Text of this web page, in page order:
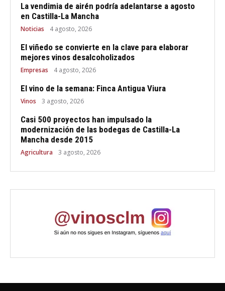
La vendimia de airén podría adelantarse a agosto
en Castilla-La Mancha
Noticias 4 agosto, 2026
El viñedo se convierte en la clave para elaborar
mejores vinos desalcoholizados
Empresas 4 agosto, 2026
El vino de la semana: Finca Antigua Viura
Vinos 3 agosto, 2026
Casi 500 proyectos han impulsado la
modernización de las bodegas de Castilla-La
Mancha desde 2015
Agricultura 3 agosto, 2026